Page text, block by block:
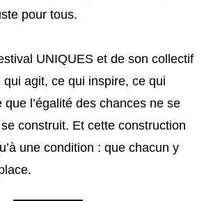
pour tous.
UNIQUES et de son collectif
agit, ce qui inspire, ce qui
l’égalité des chances ne se
construit. Et cette construction
une condition : que chacun y